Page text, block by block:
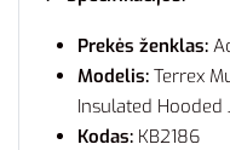
Prekės ženklas:
Modelis: Terrex
Insulated Hooded
Kodas: KB2186